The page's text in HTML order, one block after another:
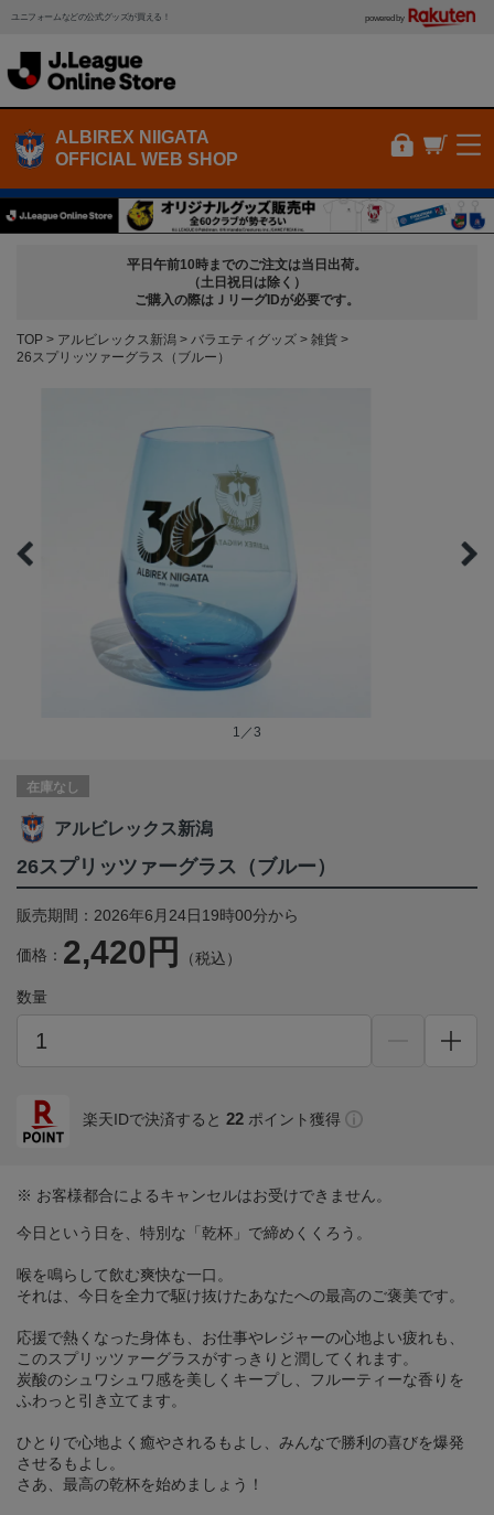
ユニフォームなどの公式グッズが買える！ powered by
ALBIREX NIIGATA
OFFICIAL WEB SHOP
平日午前10時までのご注文は当日出荷。
（土日祝日は除く）
ご購入の際はＪリーグIDが必要です。
TOP アルビレックス新潟 バラエティグッズ
雑貨
26スプリッツァーグラス（ブルー）
1／3
在庫なし
アルビレックス新潟
26スプリッツァーグラス（ブルー）
販売期間：2026年6月24日19時00分から
価格： 2,420円 （税込）
数量
楽天IDで決済すると 22 ポイント獲得
※ お客様都合によるキャンセルはお受けできません。
今日という日を、特別な「乾杯」で締めくくろう。
喉を鳴らして飲む爽快な一口。
それは、今日を全力で駆け抜けたあなたへの最高のご褒美です。
応援で熱くなった身体も、お仕事やレジャーの心地よい疲れも、
このスプリッツァーグラスがすっきりと潤してくれます。
炭酸のシュワシュワ感を美しくキープし、フルーティーな香りを
ふわっと引き立てます。
ひとりで心地よく癒やされるもよし、みんなで勝利の喜びを爆発
させるもよし。
さあ、最高の乾杯を始めましょう！